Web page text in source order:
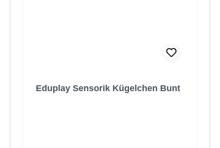
Eduplay Sensorik Kügelchen Bunt